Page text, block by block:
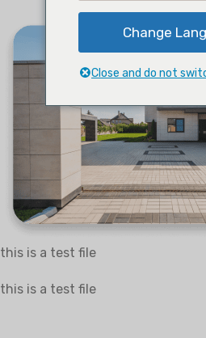
this is a test file
this is a test file
Change
Close and do not